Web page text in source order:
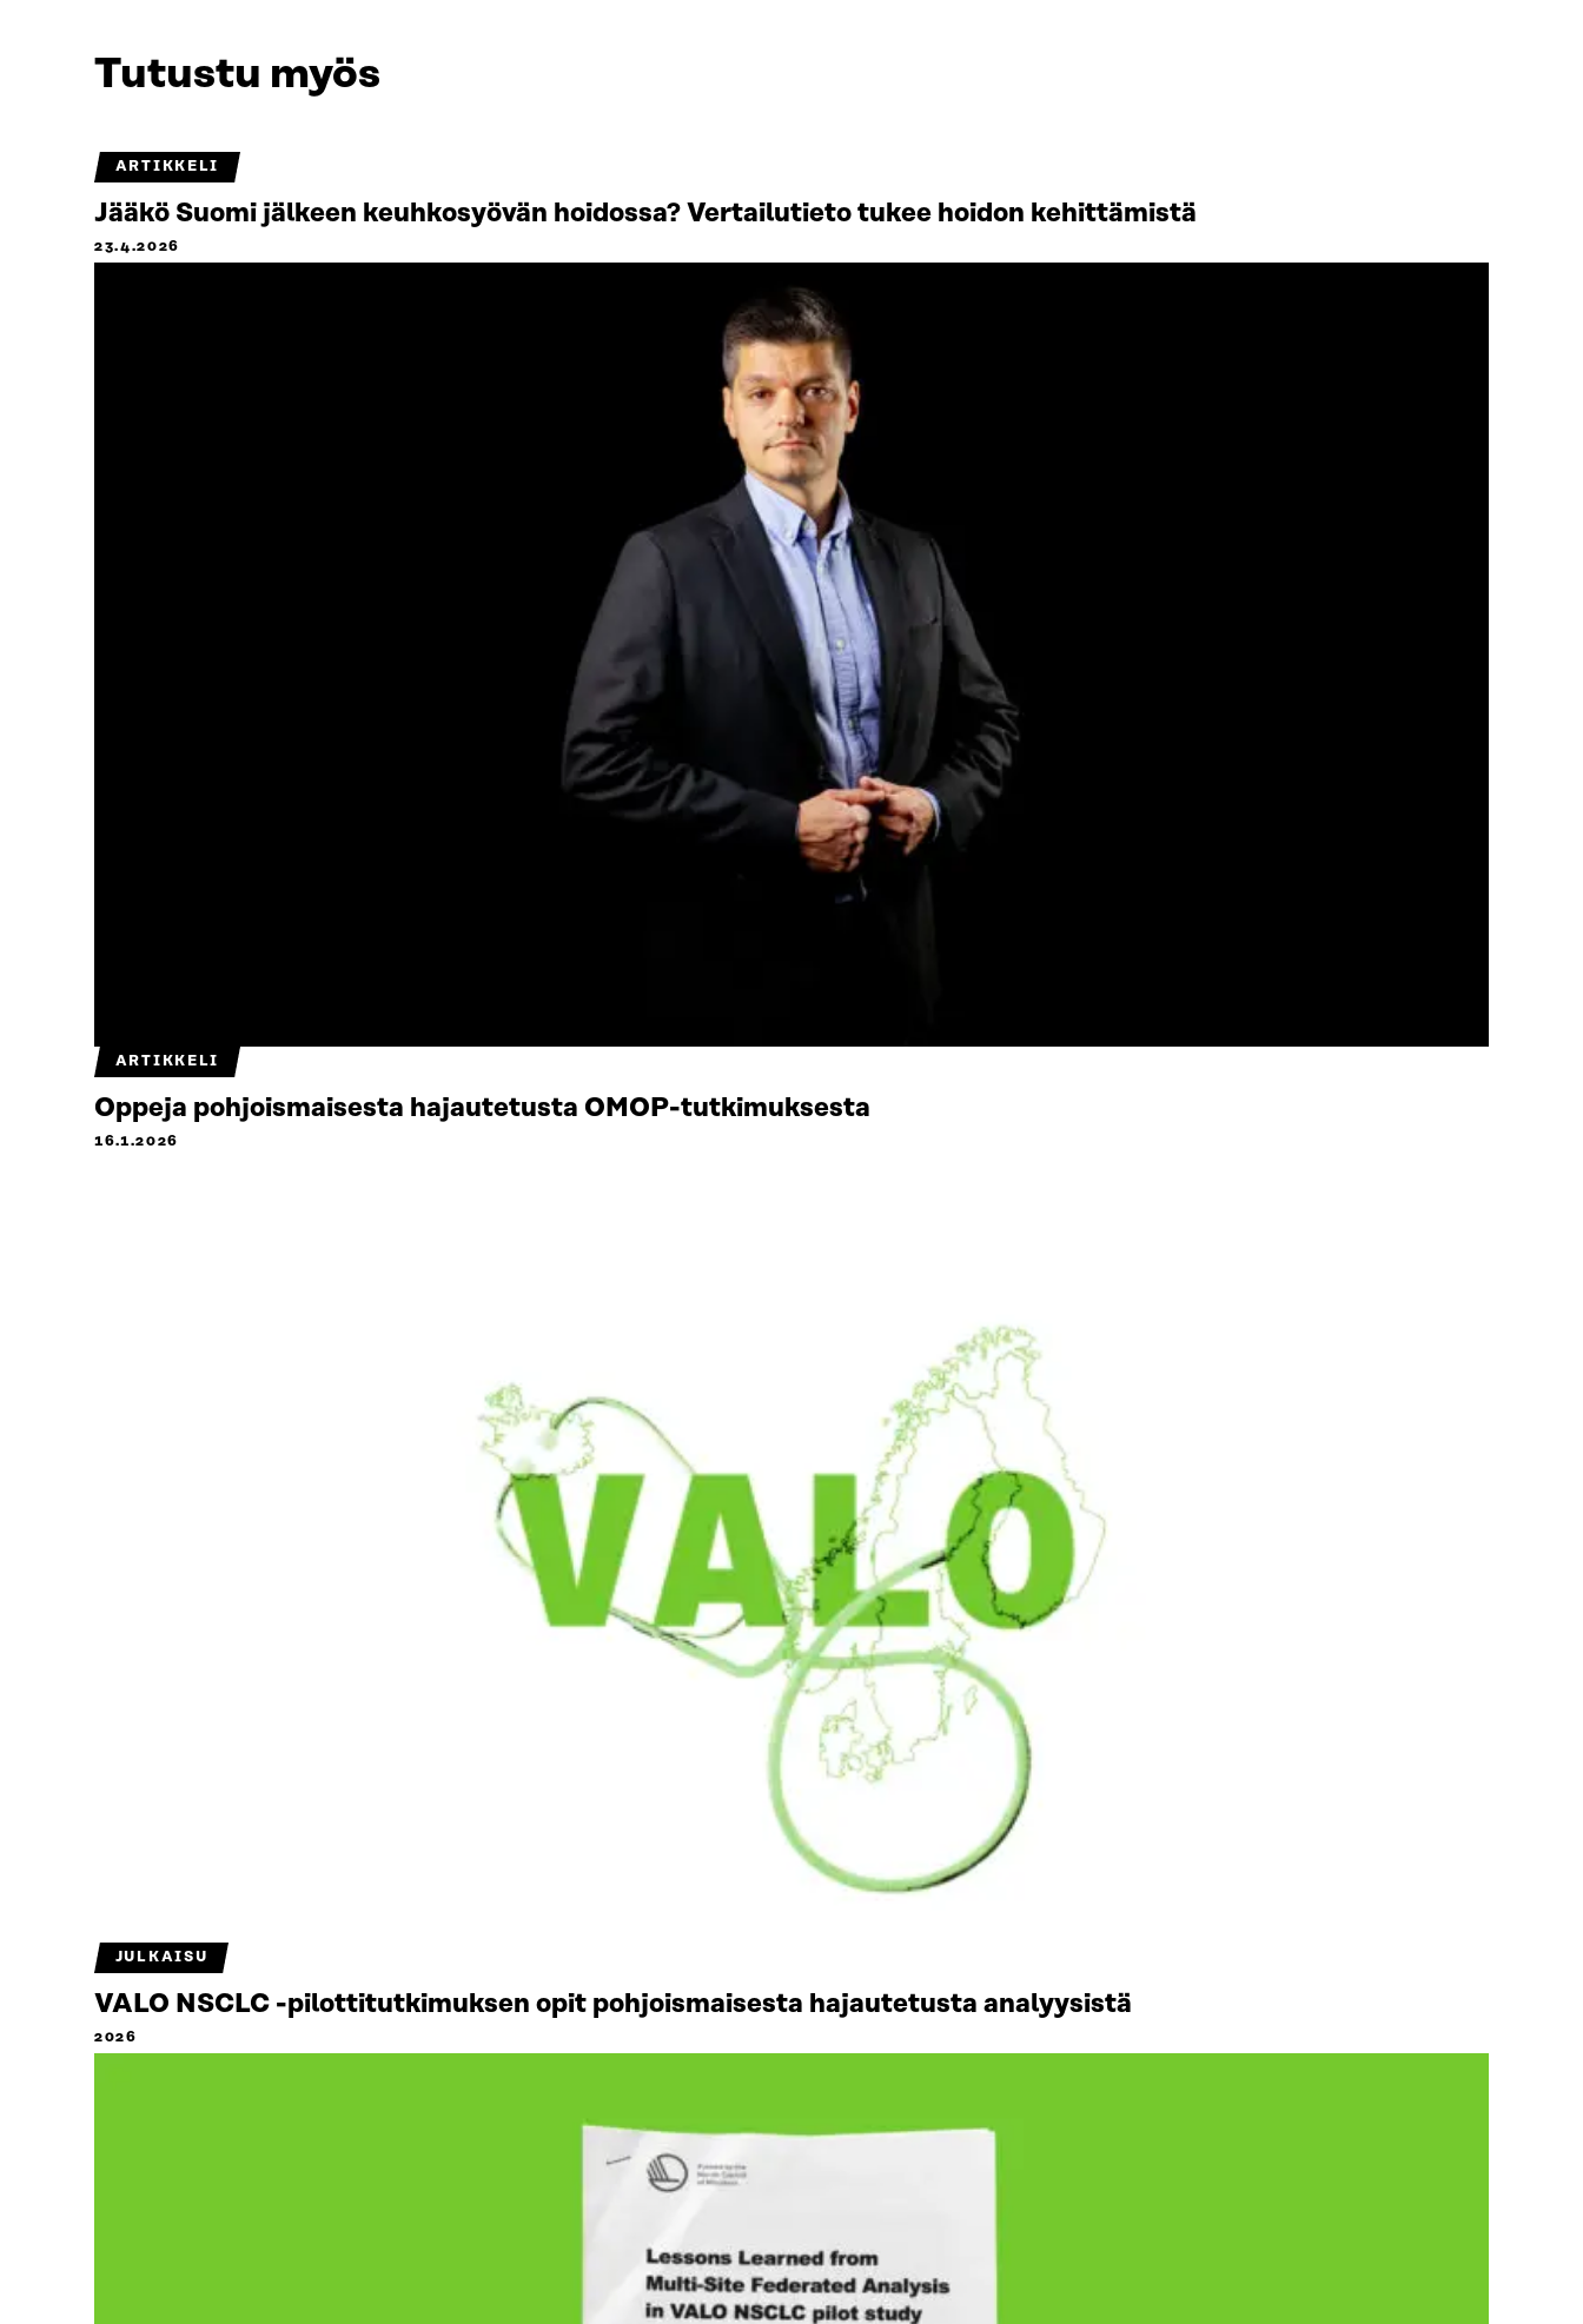
Tutustu myös
ARTIKKELI
Jääkö Suomi jälkeen keuhkosyövän hoidossa? Vertailutieto tukee hoidon kehittämistä
23.4.2026
ARTIKKELI
Oppeja pohjoismaisesta hajautetusta OMOP-tutkimuksesta
16.1.2026
JULKAISU
VALO NSCLC -pilottitutkimuksen opit pohjoismaisesta hajautetusta analyysistä
2026